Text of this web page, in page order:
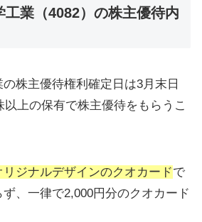
工業（4082）の株主優待内
株主優待権利確定日は3月末日
以上の保有で株主優待をもらうこ
リジナルデザインのクオカードで
、一律で2,000円分のクオカード